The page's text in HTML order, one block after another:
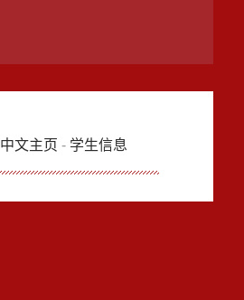
中文主页 - 学生信息